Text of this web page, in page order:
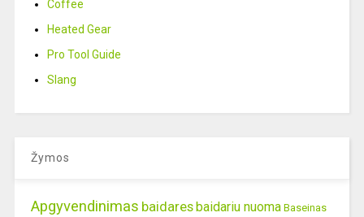
Coffee
Heated Gear
Pro Tool Guide
Slang
Žymos
Apgyvendinimas baidaresbaidariu nuoma Baseinas